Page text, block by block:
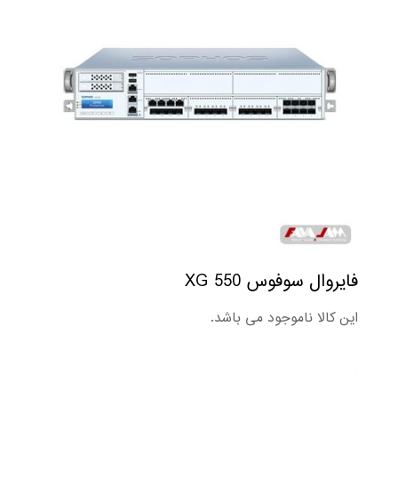
فایروال سوفوس XG 550
این کالا ناموجود می باشد.